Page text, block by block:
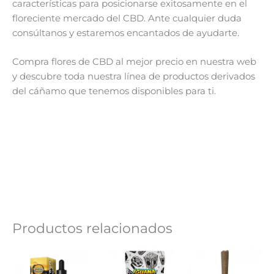
características para posicionarse exitosamente en el
floreciente mercado del CBD. Ante cualquier duda
consúltanos y estaremos encantados de ayudarte.
Compra flores de CBD al mejor precio en nuestra web
y descubre toda nuestra línea de productos derivados
del cáñamo que tenemos disponibles para ti.
Productos relacionados